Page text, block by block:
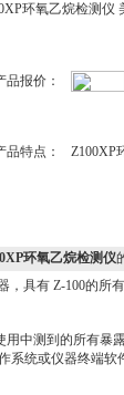
环氧乙烷检测仪
品报价：
品特点： Z100XP
环氧乙烷检测仪
，具有 Z-100的
中测到的所有暴
系统或仪器终端软